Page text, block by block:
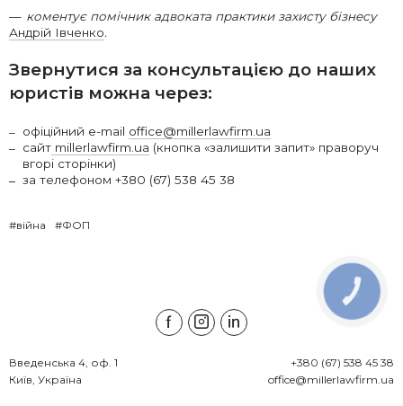
коментує помічник адвоката практики захисту бізнесу
Андрій Івченко.
Звернутися за консультацією до наших
юристів можна через:
офіційний e-mail office@millerlawfirm.ua
сайт millerlawfirm.ua (кнопка «залишити запит» праворуч
вгорі сторінки)
за телефоном +380 (67) 538 45 38
#війна #ФОП
Введенська 4, оф. 1
Київ, Україна
+380 (67) 538 45 38
office@millerlawfirm.ua
КНОПКА
ЗВ'ЯЗКУ